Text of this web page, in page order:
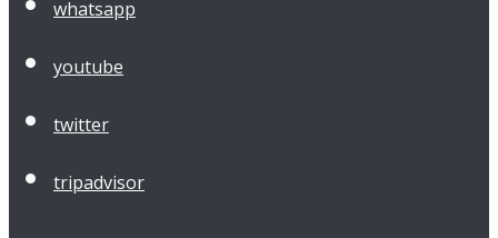
whatsapp
youtube
twitter
tripadvisor